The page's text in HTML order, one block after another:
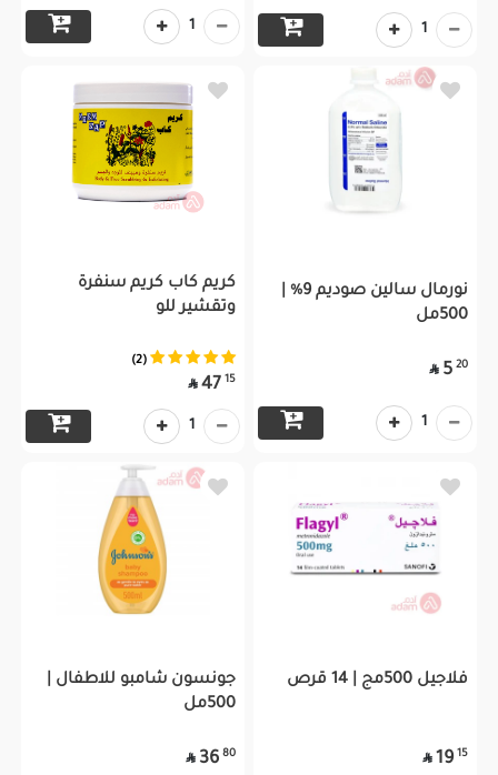
1
1
نورمال سالين صوديم 9% |
500مل
20
5

1
كريم كاب كريم سنفرة
وتقشير للو
(2)
15
47

1
فلاجيل 500مج | 14 قرص
15
19

جونسون شامبو للاطفال |
500مل
80
36
